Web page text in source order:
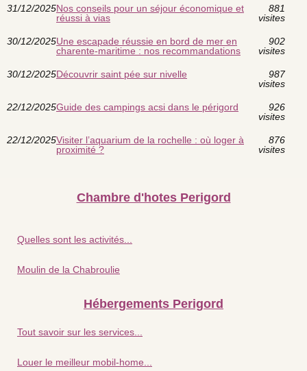
31/12/2025Nos conseils pour un séjour économique et
réussi à vias
881
visites
30/12/2025Une escapade réussie en bord de mer en
charente-maritime : nos recommandations
902
visites
30/12/2025Découvrir saint pée sur nivelle
987
visites
22/12/2025Guide des campings acsi dans le périgord
926
visites
22/12/2025Visiter l’aquarium de la rochelle : où loger à
proximité ?
876
visites
Chambre d'hotes Perigord
Quelles sont les activités...
Moulin de la Chabroulie
Hébergements Perigord
Tout savoir sur les services...
Louer le meilleur mobil-home...